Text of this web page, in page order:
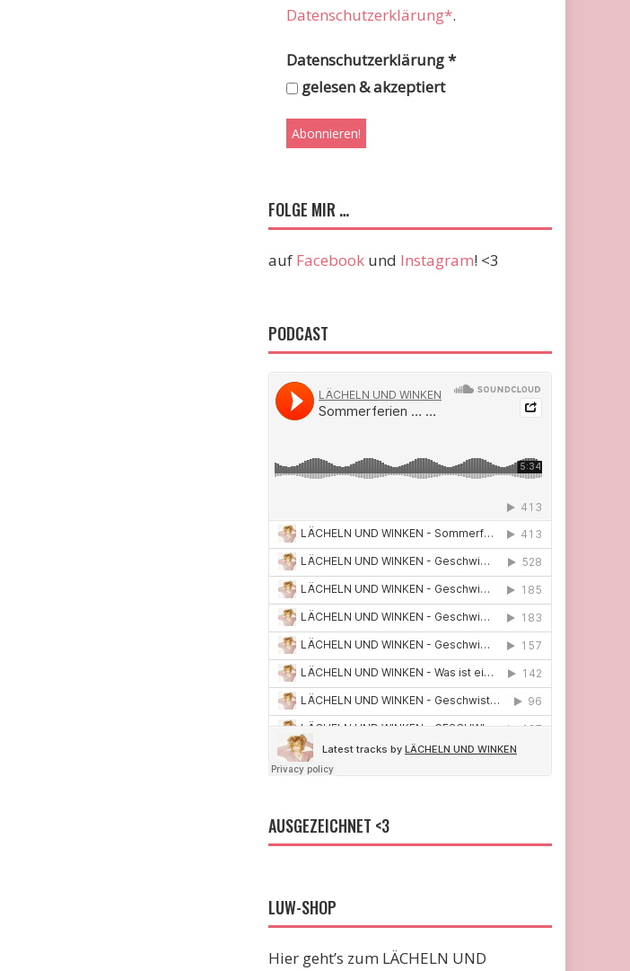
Datenschutzerklärung*.
Datenschutzerklärung*
gelesen & akzeptiert
FOLGE MIR …
auf Facebook und Instagram! <3
PODCAST
AUSGEZEICHNET <3
LUW-SHOP
Hier geht’s zum LÄCHELN UND